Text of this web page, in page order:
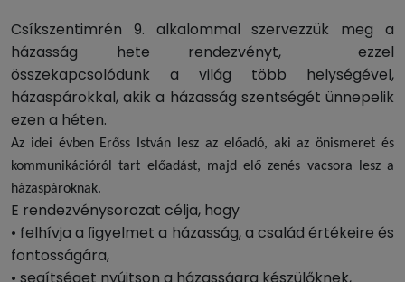
Csíkszentimrén 9. alkalommal szervezzük meg a
házasság hete rendezvényt, ezzel
összekapcsolódunk a világ több helységével,
házaspárokkal, akik a házasság szentségét ünnepelik
ezen a héten.
Az idei évben Erőss István lesz az előadó, aki az önismeret és
kommunikációról tart előadást, majd elő zenés vacsora lesz a
házaspároknak.
E rendezvénysorozat célja, hogy
• felhívja a ﬁgyelmet a házasság, a család értékeire és
fontosságára,
• segítséget nyújtson a házasságra készülőknek,